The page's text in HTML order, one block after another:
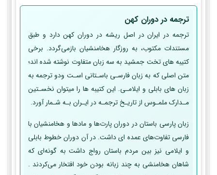
ترجمه در دوران کهن
ترجمه در ایران در اصل ریشه در دوران کهن دارد و طبق
مستندات مکتوب، به روزگار هخامنشیان بازمی‌گردد. برخی
کتیبه­ های تخت جمشید به سه زبان متفاوت نوشته شده اند؛
متن اصلی که به زبان فارسـی باسـتانی اسـت ودو ترجمه به
زبان­ های بابلی و ایلامـی. این کتیبه­ ها را می­توان نخسـتین
مـدارک ملمـوس از تاریـخ ترجمـه در ایـران بـه شـمار آورد.
زبان پارسی باستان در دوران پارت‌ها و مادها و هخامنشیان با
فارسی تفاوت‌های عمده ای داشت. در آن دوران خطوط بابلی
و ایلامی نیز بین مردم باستان رواج داشت به گونه‌ای که
شاهان هخامنشی به چند زبانه بودن خود افتخار می‌کردند .